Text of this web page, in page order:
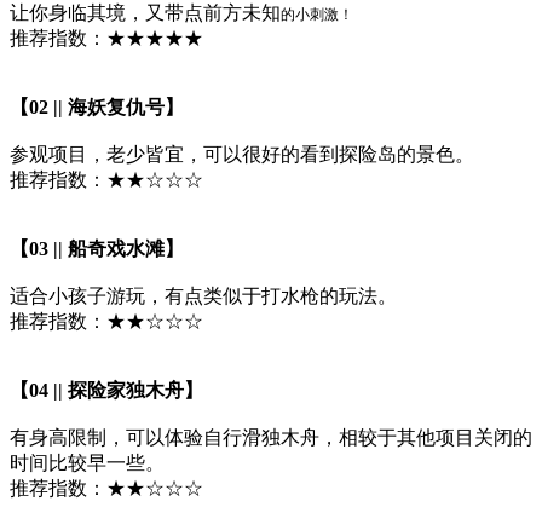
让你身临其境，又带点前方未知的小刺激！
推荐指数：★★★★★
【02 || 海妖复仇号】
参观项目，老少皆宜，可以很好的看到探险岛的景色。
推荐指数：★★☆☆☆
【03 || 船奇戏水滩】
适合小孩子游玩，有点类似于打水枪的玩法。
推荐指数：★★☆☆☆
【04 || 探险家独木舟】
有身高限制，可以体验自行滑独木舟，相较于其他项目关闭的
时间比较早一些。
推荐指数：★★☆☆☆